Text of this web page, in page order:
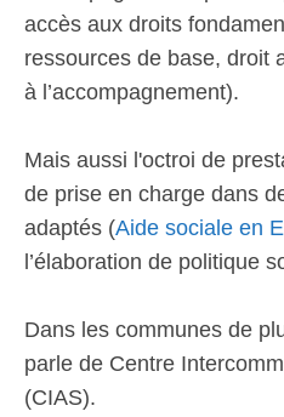
accès aux droits
ressources de base, droit
à l’accompagnement).
Mais aussi l'octroi de
de prise en charge dans
adaptés (Aide sociale en
l’élaboration de politique
Dans les communes de
parle de Centre
(CIAS).